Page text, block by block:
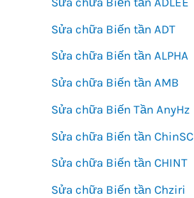
Sửa chữa Biến tần ADT
Sửa chữa Biến tần ALPHA
Sửa chữa Biến tần AMB
Sửa chữa Biến Tần AnyHz
Sửa chữa Biến tần ChinSC
Sửa chữa Biến tần CHINT
Sửa chữa Biến tần Chziri